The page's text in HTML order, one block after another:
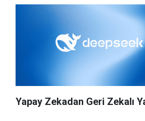
Yapay Zekadan Geri Zekalı